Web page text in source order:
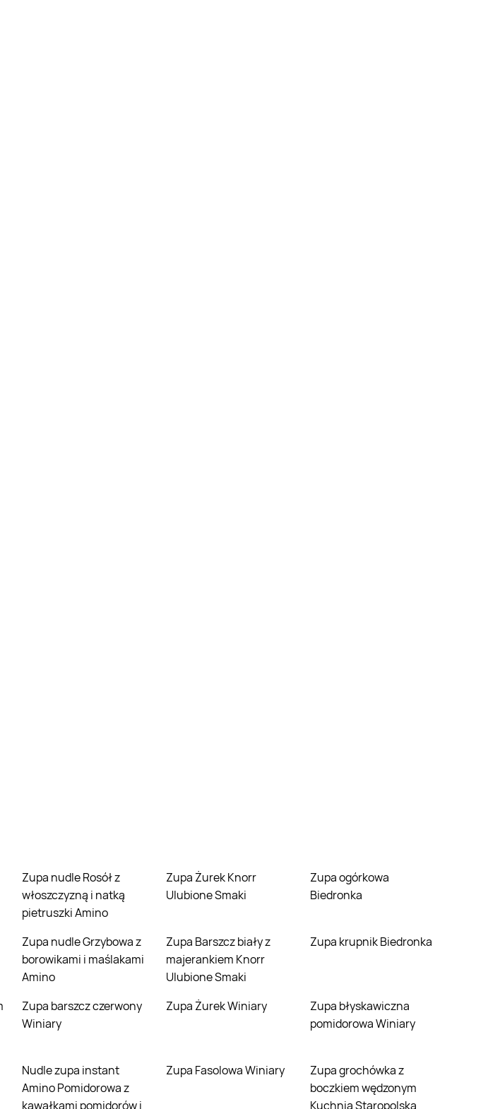
Zupa nudle Rosół z
włoszczyzną i natką
pietruszki Amino
Zupa Żurek Knorr
Ulubione Smaki
Zupa ogórkowa
Biedronka
Zupa nudle Grzybowa z
borowikami i maślakami
Amino
Zupa Barszcz biały z
majerankiem Knorr
Ulubione Smaki
Zupa krupnik Biedronka
Zupa barszcz czerwony
Winiary
Zupa Żurek Winiary
Zupa błyskawiczna
pomidorowa Winiary
Nudle zupa instant
Amino Pomidorowa z
kawałkami pomidorów i
Zupa Fasolowa Winiary
Zupa grochówka z
boczkiem wędzonym
Kuchnia Staropolska